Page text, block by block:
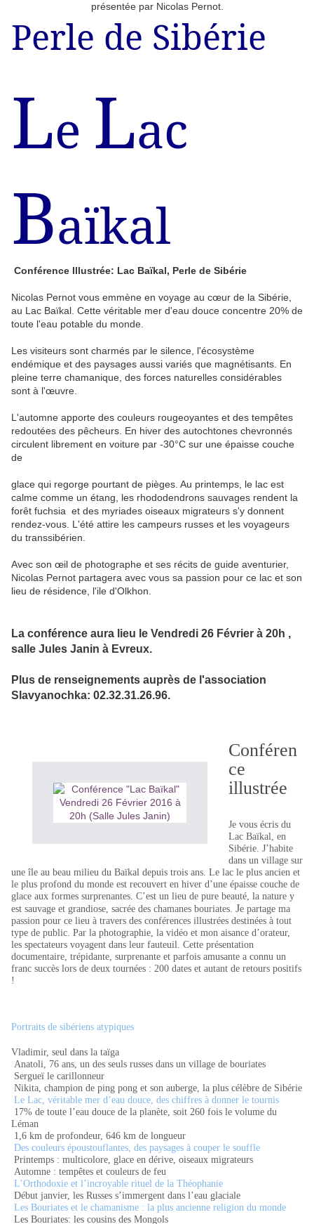
présentée par Nicolas Pernot.
Perle de Sibérie
Le Lac
Baïkal
Conférence Illustrée: Lac Baïkal, Perle de Sibérie
Nicolas Pernot vous emmène en voyage au cœur de la Sibérie,
au Lac Baïkal. Cette véritable mer d'eau douce concentre 20% de
toute l'eau potable du monde.
Les visiteurs sont charmés par le silence, l'écosystème
endémique et des paysages aussi variés que magnétisants. En
pleine terre chamanique, des forces naturelles considérables
sont à l'œuvre.
L'automne apporte des couleurs rougeoyantes et des tempêtes
redoutées des pêcheurs. En hiver des autochtones chevronnés
circulent librement en voiture par -30°C sur une épaisse couche
de
glace qui regorge pourtant de pièges. Au printemps, le lac est
calme comme un étang, les rhododendrons sauvages rendent la
forêt fuchsia et des myriades oiseaux migrateurs s'y donnent
rendez-vous. L'été attire les campeurs russes et les voyageurs
du transsibérien.
Avec son œil de photographe et ses récits de guide aventurier,
Nicolas Pernot partagera avec vous sa passion pour ce lac et son
lieu de résidence, l'ile d'Olkhon.
La conférence aura lieu le Vendredi 26 Février à 20h ,
salle Jules Janin à Evreux.
Plus de renseignements auprès de l'association
Slavyanochka: 02.32.31.26.96.
Conféren
ce
illustrée
Je vous écris du
Lac Baïkal, en
Sibérie. J’habite
dans un village sur
une île au beau milieu du Baïkal depuis trois ans. Le lac le plus ancien et
le plus profond du monde est recouvert en hiver d’une épaisse couche de
glace aux formes surprenantes. C’est un lieu de pure beauté, la nature y
est sauvage et grandiose, sacrée des chamanes bouriates. Je partage ma
passion pour ce lieu à travers des conférences illustrées destinées à tout
type de public. Par la photographie, la vidéo et mon aisance d’orateur,
les spectateurs voyagent dans leur fauteuil. Cette présentation
documentaire, trépidante, surprenante et parfois amusante a connu un
franc succès lors de deux tournées : 200 dates et autant de retours positifs
!
Portraits de sibériens atypiques
Vladimir, seul dans la taïga
Anatoli, 76 ans, un des seuls russes dans un village de bouriates
Sergueï le carillonneur
Nikita, champion de ping pong et son auberge, la plus célèbre de Sibérie
Le Lac, véritable mer d’eau douce, des chiffres à donner le tournis
17% de toute l’eau douce de la planète, soit 260 fois le volume du
Léman
1,6 km de profondeur, 646 km de longueur
Des couleurs époustouflantes, des paysages à couper le souffle
Printemps : multicolore, glace en dérive, oiseaux migrateurs
Automne : tempêtes et couleurs de feu
L’Orthodoxie et l’incroyable rituel de la Théophanie
Début janvier, les Russes s’immergent dans l’eau glaciale
Les Bouriates et le chamanisme : la plus ancienne religion du monde
Les Bouriates: les cousins des Mongols